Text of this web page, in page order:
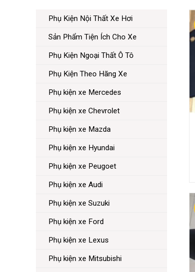
Phụ Kiện Nội Thất Xe Hơi
Sản Phẩm Tiện Ích Cho Xe
Phụ Kiện Ngoại Thất Ô Tô
Phụ Kiện Theo Hãng Xe
Phụ kiện xe Mercedes
Phụ kiện xe Chevrolet
Phụ kiện xe Mazda
Phụ kiện xe Hyundai
Phụ kiện xe Peugoet
Phụ kiện xe Audi
Phụ kiện xe Suzuki
Phụ kiện xe Ford
Phụ kiện xe Lexus
Phụ kiện xe Mitsubishi